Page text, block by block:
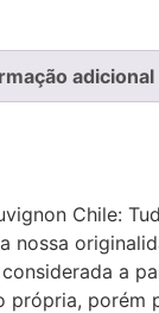
adicional
Chile:
nossa
a
própria, porém